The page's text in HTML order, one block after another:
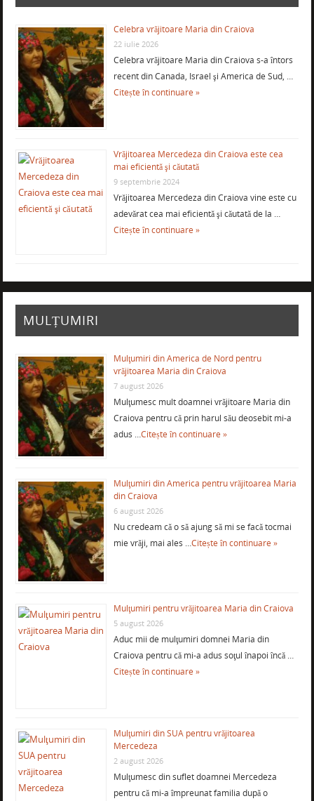
Celebra vrăjitoare Maria din Craiova
22 iulie 2026
Celebra vrăjitoare Maria din Craiova s-a întors
recent din Canada, Israel şi America de Sud, …
Citește în continuare »
Vrăjitoarea Mercedeza din Craiova este cea
mai eficientă şi căutată
9 septembrie 2024
Vrăjitoarea Mercedeza din Craiova vine este cu
adevărat cea mai eficientă şi căutată de la …
Citește în continuare »
MULȚUMIRI
Mulţumiri din America de Nord pentru
vrăjitoarea Maria din Craiova
7 august 2026
Mulţumesc mult doamnei vrăjitoare Maria din
Craiova pentru că prin harul său deosebit mi-a
adus …Citește în continuare »
Mulţumiri din America pentru vrăjitoarea Maria
din Craiova
6 august 2026
Nu credeam că o să ajung să mi se facă tocmai
mie vrăji, mai ales …Citește în continuare »
Mulţumiri pentru vrăjitoarea Maria din Craiova
5 august 2026
Aduc mii de mulţumiri domnei Maria din
Craiova pentru că mi-a adus soţul înapoi încă …
Citește în continuare »
Mulţumiri din SUA pentru vrăjitoarea
Mercedeza
2 august 2026
Mulţumesc din suflet doamnei Mercedeza
pentru că mi-a împreunat familia după o